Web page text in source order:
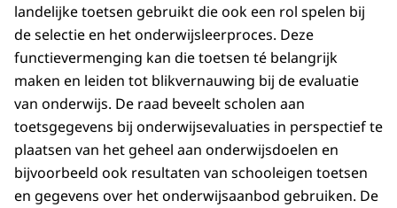
landelijke toetsen gebruikt die ook een rol spelen bij
de selectie en het onderwijsleerproces. Deze
functievermenging kan die toetsen té belangrijk
maken en leiden tot blikvernauwing bij de evaluatie
van onderwijs. De raad beveelt scholen aan
toetsgegevens bij onderwijsevaluaties in perspectief te
plaatsen van het geheel aan onderwijsdoelen en
bijvoorbeeld ook resultaten van schooleigen toetsen
en gegevens over het onderwijsaanbod gebruiken. De